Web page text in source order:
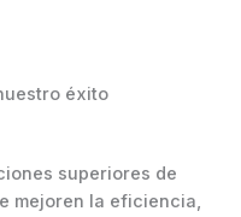
éxito
superiores de
mejoren la eficiencia,